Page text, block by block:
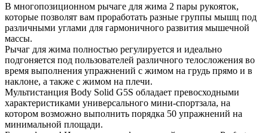
В многопозиционном рычаге для жима 2 пары рукояток,
которые позволят вам проработать разные группы мышц под
различными углами для гармоничного развития мышечной
массы.
Рычаг для жима полностью регулируется и идеально
подгоняется под пользователей различного телосложения во
время выполнения упражнений с жимом на грудь прямо и в
наклоне, а также с жимом на плечи.
Мультистанция Body Solid G5S обладает превосходными
характеристиками универсального мини-спортзала, на
котором возможно выполнить порядка 50 упражнений на
минимальной площади.